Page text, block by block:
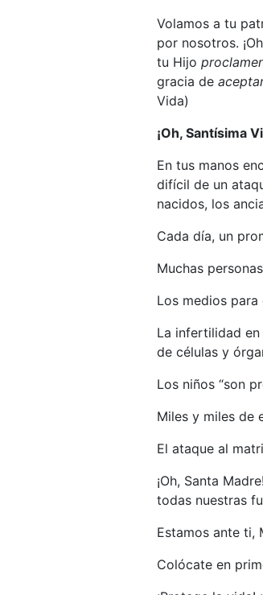
Volamos a tu
por nosotros.
tu Hijo
gracia de
Vida)
¡Oh, Santísima
En tus manos
difícil de un
nacidos, los
Cada día, un
Muchas
Los medios
La infertilidad
de células y
Los niños “son
Miles y miles de
El ataque al
¡Oh, Santa
todas nuestras
Estamos ante ti,
Colócate en